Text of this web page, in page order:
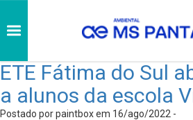
ETE Fátima do Sul
a alunos da escola
Postado por paintbox em 16/ago/2022 -